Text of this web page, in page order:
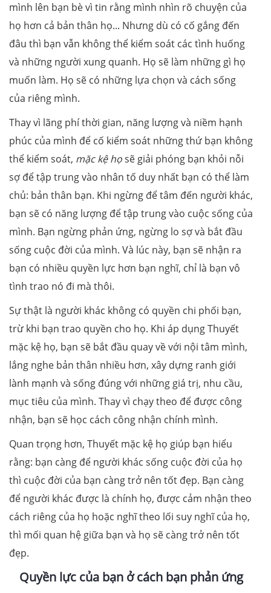
mình lên bạn bè vì tin rằng mình nhìn rõ chuyện của
họ hơn cả bản thân họ... Nhưng dù có cố gắng đến
đâu thì bạn vẫn không thể kiểm soát các tình huống
và những người xung quanh. Họ sẽ làm những gì họ
muốn làm. Họ sẽ có những lựa chọn và cách sống
của riêng mình.
Thay vì lãng phí thời gian, năng lượng và niềm hạnh
phúc của mình để cố kiểm soát những thứ bạn không
thể kiểm soát, mặc kệ họsẽ giải phóng bạn khỏi nỗi
sợ để tập trung vào nhân tố duy nhất bạn có thể làm
chủ: bản thân bạn. Khi ngừng để tâm đến người khác,
bạn sẽ có năng lượng để tập trung vào cuộc sống của
mình. Bạn ngừng phản ứng, ngừng lo sợ và bắt đầu
sống cuộc đời của mình. Và lúc này, bạn sẽ nhận ra
bạn có nhiều quyền lực hơn bạn nghĩ, chỉ là bạn vô
tình trao nó đi mà thôi.
Sự thật là người khác không có quyền chi phối bạn,
trừ khi bạn trao quyền cho họ. Khi áp dụng Thuyết
mặc kệ họ, bạn sẽ bắt đầu quay về với nội tâm mình,
lắng nghe bản thân nhiều hơn, xây dựng ranh giới
lành mạnh và sống đúng với những giá trị, nhu cầu,
mục tiêu của mình. Thay vì chạy theo để được công
nhận, bạn sẽ học cách công nhận chính mình.
Quan trọng hơn, Thuyết mặc kệ họ giúp bạn hiểu
rằng: bạn càng để người khác sống cuộc đời của họ
thì cuộc đời của bạn càng trở nên tốt đẹp. Bạn càng
để người khác được là chính họ, được cảm nhận theo
cách riêng của họ hoặc nghĩ theo lối suy nghĩ của họ,
thì mối quan hệ giữa bạn và họ sẽ càng trở nên tốt
đẹp.
Quyền lực của bạn ở cách bạn phản ứng